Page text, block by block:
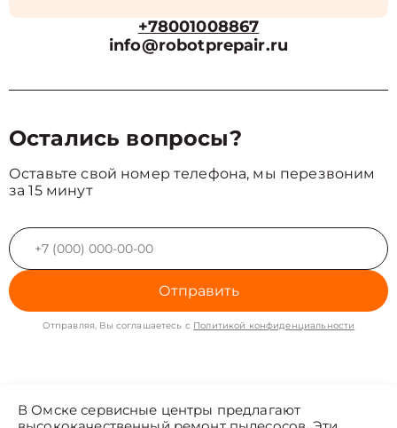
+78001008867
info@robotprepair.ru
Остались вопросы?
Оставьте свой номер телефона, мы перезвоним
за 15 минут
Отправить
Отправляя, Вы соглашаетесь с Политикой конфиденциальности
В Омске сервисные центры предлагают